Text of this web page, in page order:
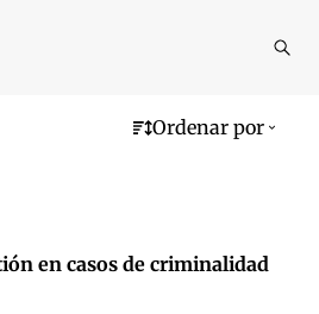
Ordenar por
en casos de criminalidad